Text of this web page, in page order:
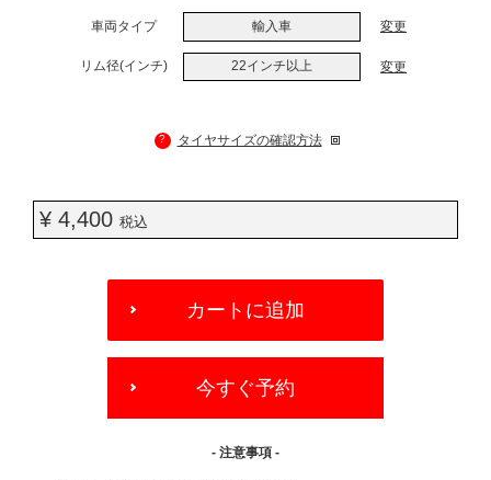
車両タイプ 輸入車 変更
リム径(インチ) 22インチ以上 変更
? タイヤサイズの確認方法
¥ 4,400 税込
OPTIONS
カートに追加
今すぐ予約
- 注意事項 -